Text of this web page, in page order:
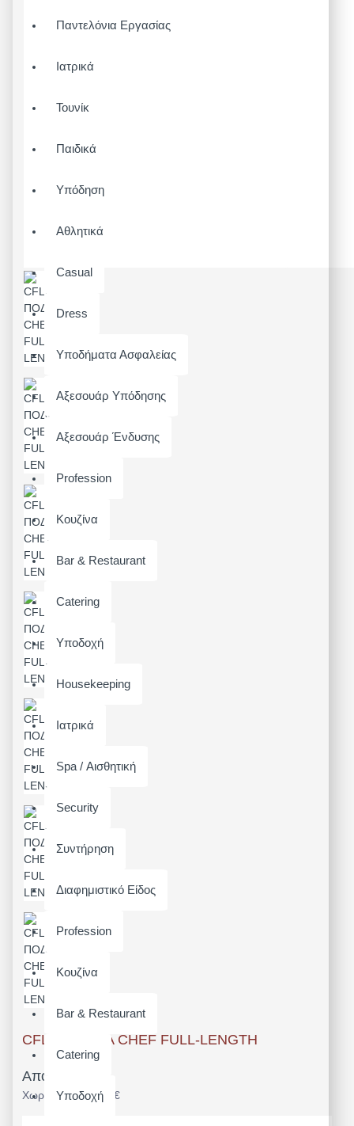
Παντελόνια Εργασίας
Ιατρικά
Τουνίκ
Παιδικά
Υπόδηση
Αθλητικά
Casual
Dress
Υποδήματα Ασφαλείας
Αξεσουάρ Υπόδησης
Αξεσουάρ Ένδυσης
Profession
Κουζίνα
Bar & Restaurant
Catering
Υποδοχή
Housekeeping
Ιατρικά
Spa / Αισθητική
Security
Συντήρηση
Διαφημιστικό Είδος
Profession
Κουζίνα
Bar & Restaurant
Catering
Υποδοχή
CFLA - ΠΟΔΙΑ CHEF FULL-LENGTH
Από 28,52€
Χωρίς ΦΠΑ: 23,00€